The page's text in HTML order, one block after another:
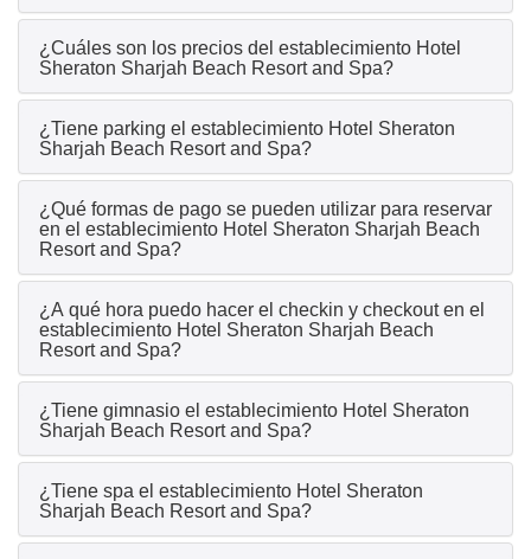
¿Cuáles son los precios del establecimiento Hotel
Sheraton Sharjah Beach Resort and Spa?
¿Tiene parking el establecimiento Hotel Sheraton
Sharjah Beach Resort and Spa?
¿Qué formas de pago se pueden utilizar para reservar
en el establecimiento Hotel Sheraton Sharjah Beach
Resort and Spa?
¿A qué hora puedo hacer el checkin y checkout en el
establecimiento Hotel Sheraton Sharjah Beach
Resort and Spa?
¿Tiene gimnasio el establecimiento Hotel Sheraton
Sharjah Beach Resort and Spa?
¿Tiene spa el establecimiento Hotel Sheraton
Sharjah Beach Resort and Spa?